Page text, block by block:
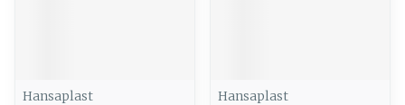
Hansaplast
Hansaplast